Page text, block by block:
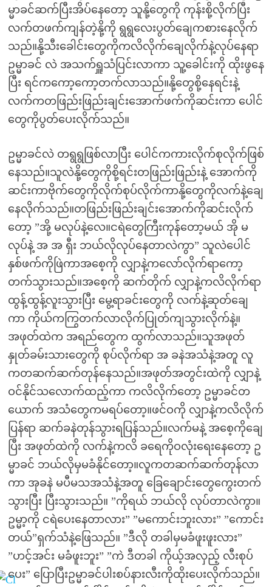
မ္မာခင်ဆက်ပြီးအိပ်နေတော့ သူနို့တွေကို ကုန်းစို့လိုက်ပြီး
လက်တဖက်ကျန်တဲ့နို့ကို ရွရွလေးပွတ်ချေကစားနေလိုက်
သည်။နို့သီးခေါင်းတွေကိုကလိလိုက်ချေလိုက်နဲ့လုပ်နေရာ
ဥမ္မာခင် လဲ အသက်ရှူသံပြင်းလာကာ သူ့ခေါင်းကို ထိုးဖွနေ
ပြီး ရင်ကကော့ကော့တက်လာသည်။နို့တွေစို့နေရင်းနဲ့
လက်ကတဖြည်းဖြည်းချင်းအောက်ဖက်ကိုဆင်းကာ ပေါင်
တွေကိုပွတ်ပေးလိုက်သည်။
ဥမ္မာခင်လဲ တရွရွဖြစ်လာပြီး ပေါင်ကကားလိုက်စုလိုက်ဖြစ်
နေသည်။သူလဲနို့တွေကိုစို့ရင်းတဖြည်းဖြည်းနဲ့ အောက်ကို
ဆင်းကာဗိုက်တွေကိုလိုက်စုပ်လိုက်ကာနို့တွေကိုလက်နဲ့ချေ
နေလိုက်သည်။တဖြည်းဖြည်းချင်းအောက်ကိုဆင်းလိုက်
တော့ ”အို့ မလုပ်နဲ့လေ။ငရဲတွေကြီးကုန်တော့မယ် အို မ
လုပ်နဲ့ အ အ ရှီး ဘယ်လိုလုပ်နေတာလဲကွာ” သူလဲပေါင်
နှစ်ဖက်ကိုဖြဲကာအစေ့ကို လျှာနဲ့ကလော်လိုက်ရာကော့
တက်သွားသည်။အစေ့ကို ဆက်တိုက် လျှာနဲ့ကလိလိုက်ရာ
ထွန့်ထွန့်လူးသွားပြီး မွေ့ရာခင်းတွေကို လက်နဲ့ဆုတ်ချေ
ကာ ကိုယ်ကကြွတက်လာလိုက်ပြုတ်ကျသွားလိုက်နဲ့။
အဖုတ်ထဲက အရည်တွေက ထွက်လာသည်။သူအဖုတ်
နှုတ်ခမ်းသားတွေကို စုပ်လိုက်ရာ အ ခနဲအသံနဲ့အတူ လူ
ကတဆက်ဆက်တုန်နေသည်။အဖုတ်အတွင်းထဲကို လျှာနဲ့
ဝင်နိုင်သလောက်ထည့်ကာ ကလိလိုက်တော့ ဥမ္မာခင်တ
ယောက် အသံတွေကမရပ်တော့။ဖင်ဝကို လျှာနဲ့ကလိလိုက်
ပြန်ရာ ဆက်ခနဲတုန်သွားရပြန်သည်။လက်မနဲ့ အစေ့ကိုချေ
ပြီး အဖုတ်ထဲကို လက်နဲ့ကလိ ခရေကိုဝလုံးရေးနေတော့ ဥ
မ္မာခင် ဘယ်လိုမှမခံနိုင်တော့။လူကတဆက်ဆက်တုန်လာ
ကာ အုခနဲ မပီမသအသံနဲ့အတူ ခြေချောင်းတွေကွေးတက်
သွားပြီး ပြီးသွားသည်။ ”ကိုရယ် ဘယ်လို လုပ်တာလဲကွာ။
ဥမ္မာ့ကို ငရဲပေးနေတာလား” ”မကောင်းဘူးလား” ”ကောင်း
တယ်”ရှက်သံနဲ့ဖြေသည်။ ”ဒီလို တခါမှမခံဖူးဖူးလား”
”ဟင့်အင်း မခံဖူးဘူး” ”ကဲ ဒီတခါ ကိုယ့်အလှည့် လီးစုပ်
ပေး” ပြောပြီးဥမ္မာခင်ပါးစပ်နားလီးကိုထိုးပေးလိုက်သည်။